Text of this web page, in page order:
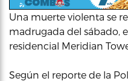
Una muerte violenta se
madrugada del sábado,
residencial Meridian
Según el reporte de la